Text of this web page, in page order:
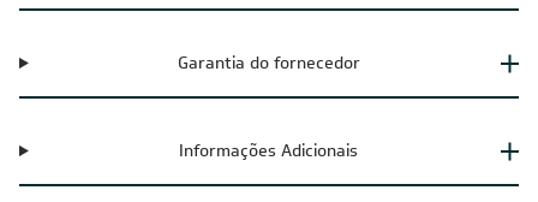
Garantia do fornecedor
Informações Adicionais